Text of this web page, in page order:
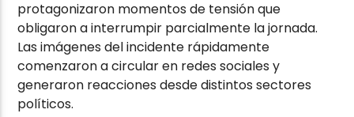
protagonizaron momentos de tensión que
obligaron a interrumpir parcialmente la jornada.
Las imágenes del incidente rápidamente
comenzaron a circular en redes sociales y
generaron reacciones desde distintos sectores
políticos.